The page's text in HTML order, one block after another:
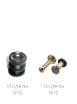
Модель
№5
Модель
№6